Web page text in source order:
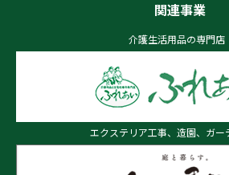
関連事業
介護生活用品の専門店
エクステリア工事、造園、ガー